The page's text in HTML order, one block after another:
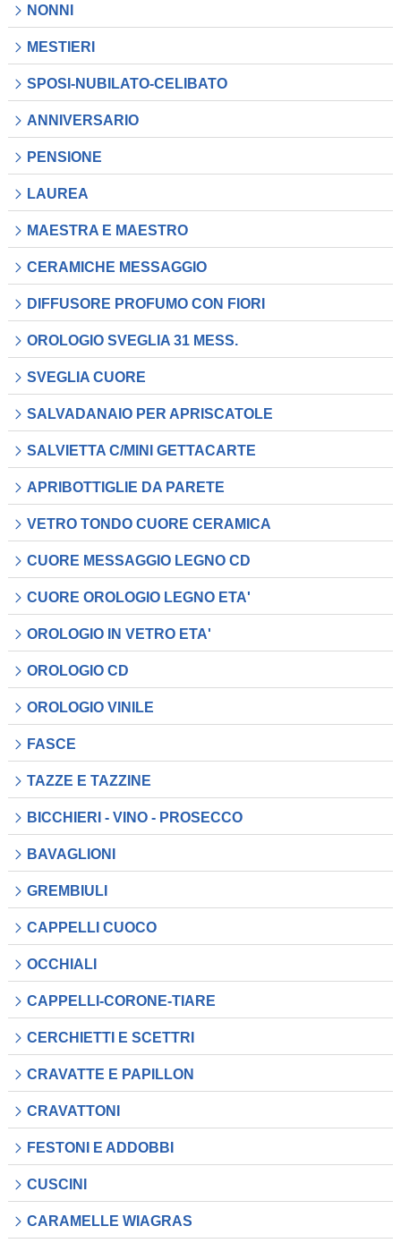
NONNI
MESTIERI
SPOSI-NUBILATO-CELIBATO
ANNIVERSARIO
PENSIONE
LAUREA
MAESTRA E MAESTRO
CERAMICHE MESSAGGIO
DIFFUSORE PROFUMO CON FIORI
OROLOGIO SVEGLIA 31 MESS.
SVEGLIA CUORE
SALVADANAIO PER APRISCATOLE
SALVIETTA C/MINI GETTACARTE
APRIBOTTIGLIE DA PARETE
VETRO TONDO CUORE CERAMICA
CUORE MESSAGGIO LEGNO CD
CUORE OROLOGIO LEGNO ETA'
OROLOGIO IN VETRO ETA'
OROLOGIO CD
OROLOGIO VINILE
FASCE
TAZZE E TAZZINE
BICCHIERI - VINO - PROSECCO
BAVAGLIONI
GREMBIULI
CAPPELLI CUOCO
OCCHIALI
CAPPELLI-CORONE-TIARE
CERCHIETTI E SCETTRI
CRAVATTE E PAPILLON
CRAVATTONI
FESTONI E ADDOBBI
CUSCINI
CARAMELLE WIAGRAS